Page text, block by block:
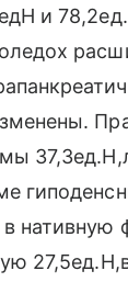
и
нативную